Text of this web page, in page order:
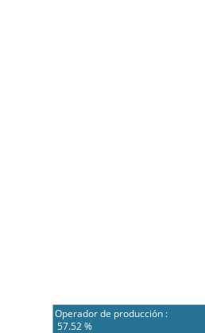
Operador de producción :
57.52 %